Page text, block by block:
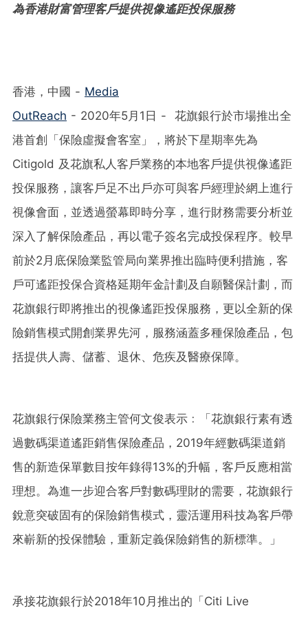
為香港財富管理客戶提供視像遙距投保服務
香港，中國 - Media
OutReach - 2020年5月1日 - 花旗銀行於市場推出全
港首創「保險虛擬會客室」，將於下星期率先為
Citigold 及花旗私人客戶業務的本地客戶提供視像遙距
投保服務，讓客戶足不出戶亦可與客戶經理於網上進行
視像會面，並透過螢幕即時分享，進行財務需要分析並
深入了解保險產品，再以電子簽名完成投保程序。較早
前於2月底保險業監管局向業界推出臨時便利措施，客
戶可遙距投保合資格延期年金計劃及自願醫保計劃，而
花旗銀行即將推出的視像遙距投保服務，更以全新的保
險銷售模式開創業界先河，服務涵蓋多種保險產品，包
括提供人壽、儲蓄、退休、危疾及醫療保障。
花旗銀行保險業務主管何文俊表示﹕「花旗銀行素有透
過數碼渠道遙距銷售保險產品，2019年經數碼渠道銷
售的新造保單數目按年錄得13%的升幅，客戶反應相當
理想。為進一步迎合客戶對數碼理財的需要，花旗銀行
銳意突破固有的保險銷售模式，靈活運用科技為客戶帶
來嶄新的投保體驗，重新定義保險銷售的新標準。」
承接花旗銀行於2018年10月推出的「Citi Live